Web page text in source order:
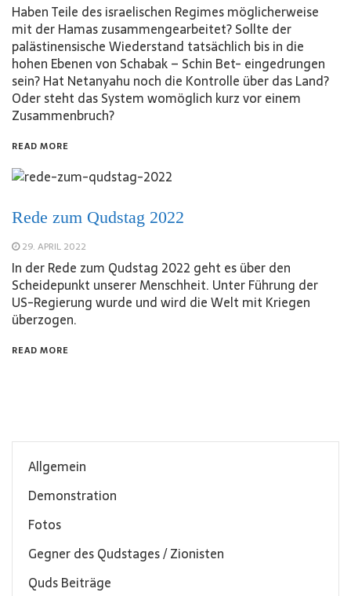
Haben Teile des israelischen Regimes möglicherweise
mit der Hamas zusammengearbeitet? Sollte der
palästinensische Wiederstand tatsächlich bis in die
hohen Ebenen von Schabak – Schin Bet- eingedrungen
sein? Hat Netanyahu noch die Kontrolle über das Land?
Oder steht das System womöglich kurz vor einem
Zusammenbruch?
READ MORE
Rede zum Qudstag 2022
29. APRIL 2022
In der Rede zum Qudstag 2022 geht es über den
Scheidepunkt unserer Menschheit. Unter Führung der
US-Regierung wurde und wird die Welt mit Kriegen
überzogen.
READ MORE
Allgemein
Demonstration
Fotos
Gegner des Qudstages / Zionisten
Quds Beiträge